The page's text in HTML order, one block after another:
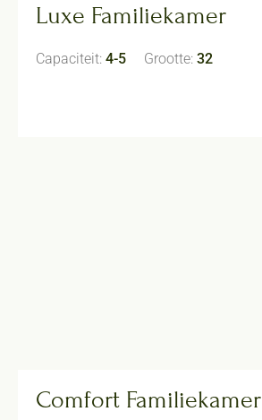
Luxe Familiekamer
Capaciteit: 4-5 Grootte: 32
Comfort Familiekamer